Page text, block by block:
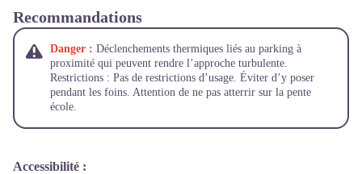
Recommandations
Danger : Déclenchements thermiques liés au parking à
proximité qui peuvent rendre l’approche turbulente.
Restrictions : Pas de restrictions d’usage. Éviter d’y poser
pendant les foins. Attention de ne pas atterrir sur la pente
école.
Accessibilité :